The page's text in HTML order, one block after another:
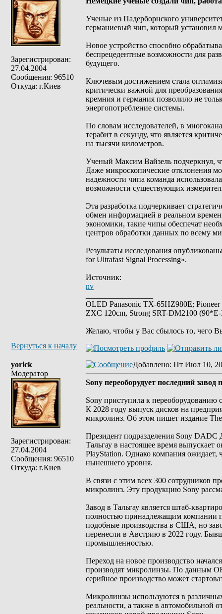
Зарегистрирован:
27.04.2004
Сообщения: 96510
Откуда: г.Киев
Ученые из Падерборнского
германиевый чип, который установил
Новое устройство способно
беспрецедентные возможности для
будущего.
Ключевым достижением стала
критически важной для
кремния и германия позволило не
энергопотребление системы.
По словам исследователей, в
терабит в секунду, что является
на тысячи километров.
Ученый Максим Вайзель подчеркнул,
Даже микроскопические отклонения
надежности чипа команда
возможности существующих
Эта разработка подчеркивает
обмен информацией в реальном
экономики, такие чипы обеспечат
центров обработки данных по всему
Результаты исследования
for Ultrafast Signal Processing».
Источник:
nv
OLED Panasonic TX-65HZ980E;
ZXC 120cm, Strong SRT-DM2100
Желаю, чтобы у Вас сбылось то, чего
Вернуться к началу
yorick
Модератор
Зарегистрирован:
27.04.2004
Сообщения: 96510
Откуда: г.Киев
Добавлено: Пт Июл 10,
Sony переоборудует последний
Sony приступила к переоборудованию
К 2028 году выпуск дисков на
микролинз. Об этом пишет издание
Президент подразделения Sony
Тальгау в настоящее время выпускает
PlayStation. Однако компания ожидает,
нынешнего уровня.
В связи с этим всех 300 сотрудников
микролинз. Эту продукцию Sony
Завод в Тальгау является штаб-
полностью принадлежащим компании
подобные производства в США, но
перенесли в Австрию в 2022 году.
промышленностью.
Переход на новое производство
производят микролинзы. По данным
серийное производство может
Микролинзы используются в
реальности, а также в автомобильной